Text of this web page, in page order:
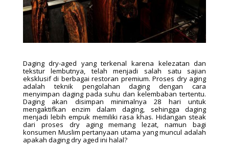
Daging dry-aged yang terkenal karena kelezatan dan
tekstur lembutnya, telah menjadi salah satu sajian
eksklusif di berbagai restoran premium. Proses dry aging
adalah teknik pengolahan daging dengan cara
menyimpan daging pada suhu dan kelembaban tertentu.
Daging akan disimpan minimalnya 28 hari untuk
mengaktifkan enzim dalam daging, sehingga daging
menjadi lebih empuk memiliki rasa khas. Hidangan steak
dari proses dry aging memang lezat, namun bagi
konsumen Muslim pertanyaan utama yang muncul adalah
apakah daging dry aged ini halal?